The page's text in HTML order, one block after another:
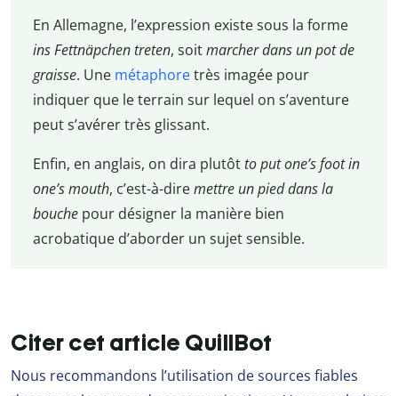
En Allemagne, l’expression existe sous la forme
ins Fettnäpchen treten, soitmarcher dans un pot de
graisse. Une métaphoretrès imagée pour
indiquer que le terrain sur lequel on s’aventure
peut s’avérer très glissant.
Enfin, en anglais, on dira plutôtto put one’s foot in
one’s mouth, c’est-à-diremettre un pied dans la
bouchepour désigner la manière bien
acrobatique d’aborder un sujet sensible.
Citer cet article QuillBot
Nous recommandons l’utilisation de sources fiables